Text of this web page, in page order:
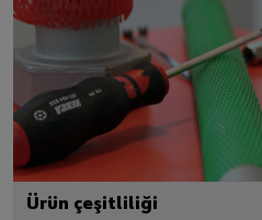
Ürün çeşitliliği